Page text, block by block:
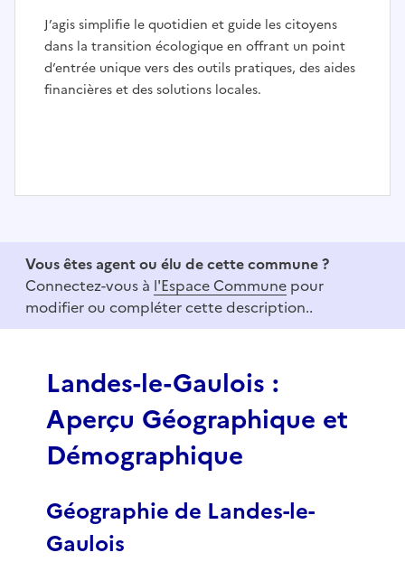
J’agis simplifie le quotidien et guide les citoyens
dans la transition écologique en offrant un point
d’entrée unique vers des outils pratiques, des aides
financières et des solutions locales.
f
Vous êtes agent ou élu de cette commune ?
Connectez-vous à l'Espace Commune pour
modifier ou compléter cette description..
Landes-le-Gaulois :
Aperçu Géographique et
Démographique
Géographie de Landes-le-
Gaulois